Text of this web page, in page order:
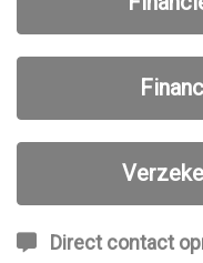
Direct contact